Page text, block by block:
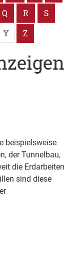
Q R
S
Y Z
beispielsweise
der Tunnelbau,
die Erdarbeiten
sind diese